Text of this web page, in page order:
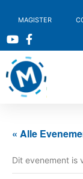
MAGISTER
« Alle
Dit evenement is